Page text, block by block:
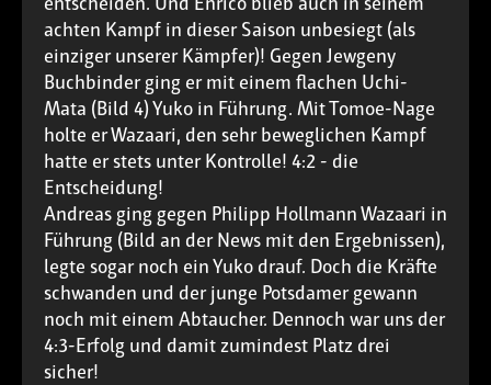
achten Kampf in dieser Saison unbesiegt (als
einziger unserer Kämpfer)! Gegen Jewgeny
Buchbinder ging er mit einem flachen Uchi-
Mata (Bild 4) Yuko in Führung. Mit Tomoe-Nage
holte er Wazaari, den sehr beweglichen Kampf
hatte er stets unter Kontrolle! 4:2 - die
Entscheidung!
Andreas ging gegen Philipp Hollmann Wazaari in
Führung (Bild an der News mit den Ergebnissen),
legte sogar noch ein Yuko drauf. Doch die Kräfte
schwanden und der junge Potsdamer gewann
noch mit einem Abtaucher. Dennoch war uns der
4:3-Erfolg und damit zumindest Platz drei
sicher!